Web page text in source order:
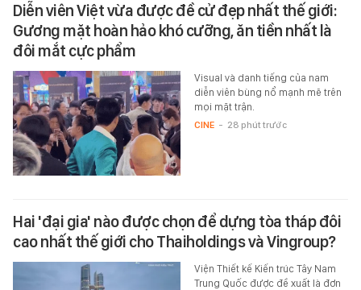
Diễn viên Việt vừa được đề cử đẹp nhất thế giới:
Gương mặt hoàn hảo khó cưỡng, ăn tiền nhất là
đôi mắt cực phẩm
Visual và danh tiếng của nam
diễn viên bùng nổ mạnh mẽ trên
mọi mặt trận.
CINE - 28 phút trước
Hai 'đại gia' nào được chọn để dựng tòa tháp đôi
cao nhất thế giới cho Thaiholdings và Vingroup?
Viện Thiết kế Kiến trúc Tây Nam
Trung Quốc được đề xuất là đơn